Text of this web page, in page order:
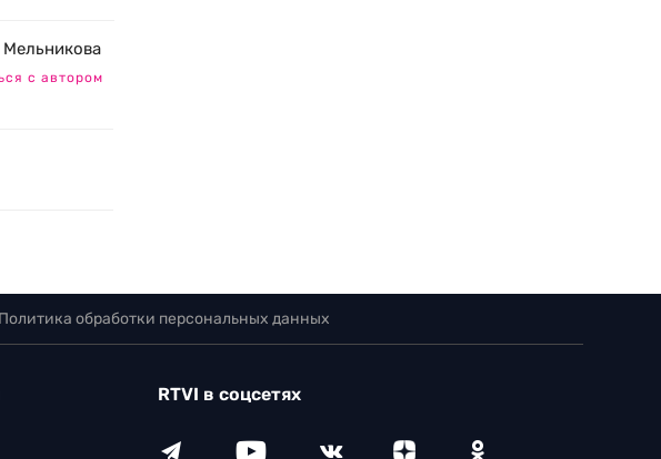
с автором
Политика обработки персональных данных
RTVI в соцсетях